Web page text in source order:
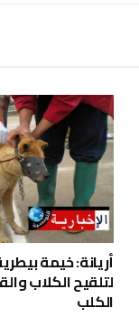
أريانة: خيمة
لتلقيح الكلاب
الكلب